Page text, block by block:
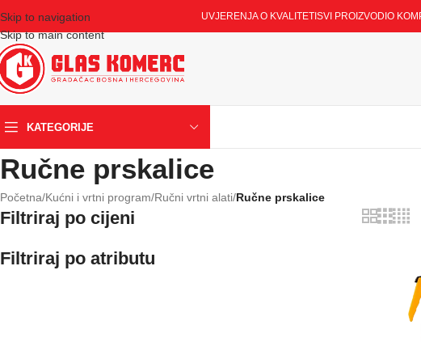
Skip to navigation
Skip to main content
UVJERENJA O KVALITETI SVI PROIZVODI O
KATEGORIJE
Ručne prskalice
Početna/Kućni i vrtni program/Ručni vrtni alati/Ručne prskalice
Filtriraj po cijeni
Filtriraj po atributu